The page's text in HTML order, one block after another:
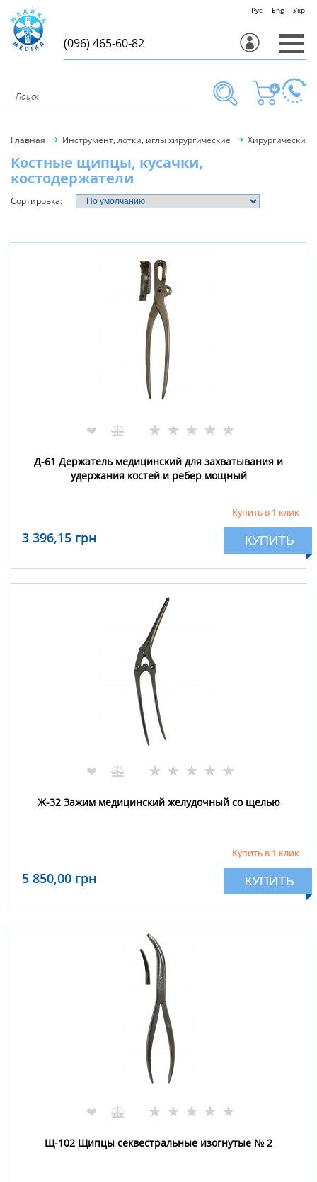
Рус Eng Укр
(096) 465-60-82
Главная Инструмент, лотки, иглы хирургические
Костные щипцы, кусачки,
костодержатели
Сортировка:
❤ ★ ★ ★ ★ ★
Д-61 Держатель медицинский для захватывания и
удержания костей и ребер мощный
3 396,15 грн
Купить в 1 клик
КУПИТЬ
❤ ★ ★ ★ ★ ★
Ж-32 Зажим медицинский желудочный со щелью
5 850,00 грн
Купить в 1 клик
КУПИТЬ
❤ ★ ★ ★ ★ ★
Щ-102 Щипцы секвестральные изогнутые № 2